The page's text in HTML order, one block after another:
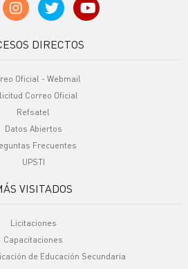
DIRECTOS
Oficial - Webmail
Correo Oficial
Refsatel
Datos Abiertos
Frecuentes
UPSTI
VISITADOS
Licitaciones
Capacitaciones
de Educación Secundaria